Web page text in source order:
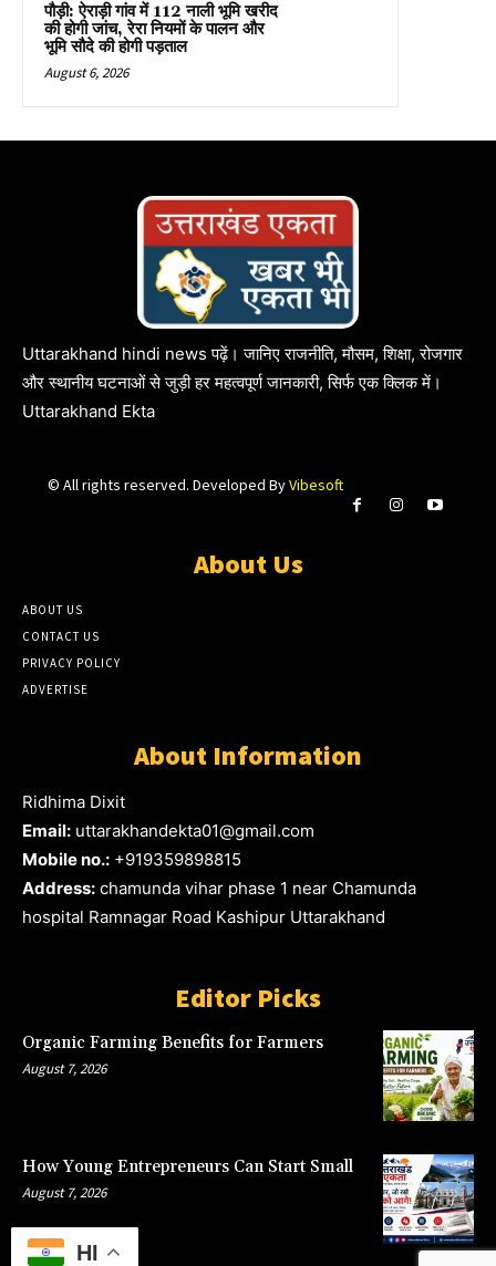
पौड़ी: ऐराड़ी गांव में 112 नाली भूमि खरीद
की होगी जांच, रेरा नियमों के पालन और
भूमि सौदे की होगी पड़ताल
August 6, 2026
Uttarakhand hindi news पढ़ें। जानिए राजनीति, मौसम, शिक्षा, रोजगार
और स्थानीय घटनाओं से जुड़ी हर महत्वपूर्ण जानकारी, सिर्फ एक क्लिक में।
Uttarakhand Ekta
© All rights reserved. Developed ByVibesoft
About Us
ABOUT US
CONTACT US
PRIVACY POLICY
ADVERTISE
About Information
Ridhima Dixit
Email: uttarakhandekta01@gmail.com
Mobile no.: +919359898815
Address: chamunda vihar phase 1 near Chamunda
hospital Ramnagar Road Kashipur Uttarakhand
Editor Picks
Organic Farming Benefits for Farmers
August 7, 2026
How Young Entrepreneurs Can Start Small
August 7, 2026
HI